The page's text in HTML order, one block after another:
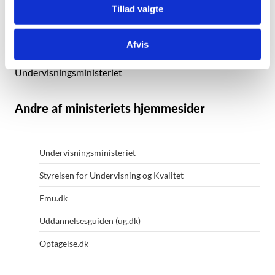
Tillad valgte
Afvis
1560 København V
Undervisningsministeriet
Andre af ministeriets hjemmesider
Undervisningsministeriet
Styrelsen for Undervisning og Kvalitet
Emu.dk
Uddannelsesguiden (ug.dk)
Optagelse.dk